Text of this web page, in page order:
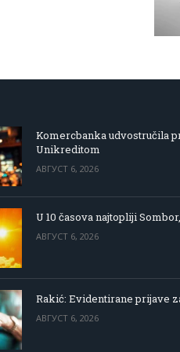
Komercbanka udvostručila
Unikreditom
АВГУСТ 6, 2026
U 10 časova najtopliji
АВГУСТ 6, 2026
Rakić: Evidentirane prijave
АВГУСТ 6, 2026